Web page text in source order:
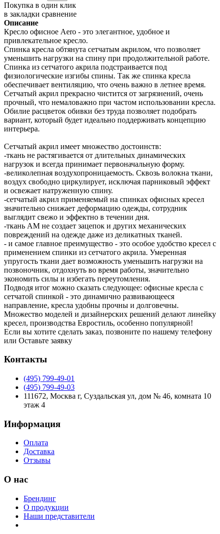
Покупка в один клик
в закладки сравнение
Описание
Кресло офисное Aero - это элегантное, удобное и
привлекательное кресло.
Спинка кресла обтянута сетчатым акрилом, что позволяет
уменьшить нагрузки на спину при продолжительной работе.
Спинка из сетчатого акрила подстраивается под
физиологические изгибы спины. Так же спинка кресла
обеспечивает вентиляцию, что очень важно в летнее время.
Сетчатый акрил прекрасно чистится от загрязнений, очень
прочный, что немаловажно при частом использовании кресла.
Обилие расцветок обивки без труда позволяет подобрать
вариант, который будет идеально поддерживать концепцию
интерьера.
Сетчатый акрил имеет множество достоинств:
-ткань не растягивается от длительных динамических
нагрузок и всегда принимает первоначальную форму.
-великолепная воздухопроницаемость. Сквозь волокна ткани,
воздух свободно циркулирует, исключая парниковый эффект
и освежает натруженную спину.
-сетчатый акрил применяемый на спинках офисных кресел
значительно снижает деформацию одежды, сотрудник
выглядит свежо и эффектно в течении дня.
-ткань АМ не создает зацепок и других механических
повреждений на одежде даже из деликатных тканей.
- и самое главное преимущество - это особое удобство кресел с
применением спинки из сетчатого акрила. Умеренная
упругость ткани дает возможность уменьшить нагрузки на
позвоночник, отдохнуть во время работы, значительно
экономить силы и избегать переутомления.
Подводя итог можно сказать следующее: офисные кресла с
сетчатой спинкой - это динамично развивающееся
направление, кресла удобны прочны и долговечны.
Множество моделей и дизайнерских решений делают линейку
кресел, производства Евростиль, особенно популярной!
Если вы хотите сделать заказ, позвоните по нашему телефону
или Оставьте заявку
Контакты
(495) 799-49-01
(495) 799-49-03
111672, Москва г, Суздальская ул, дом № 46, комната 10
этаж 4
Информация
Оплата
Доставка
Отзывы
О нас
Брендинг
О продукции
Наши представители